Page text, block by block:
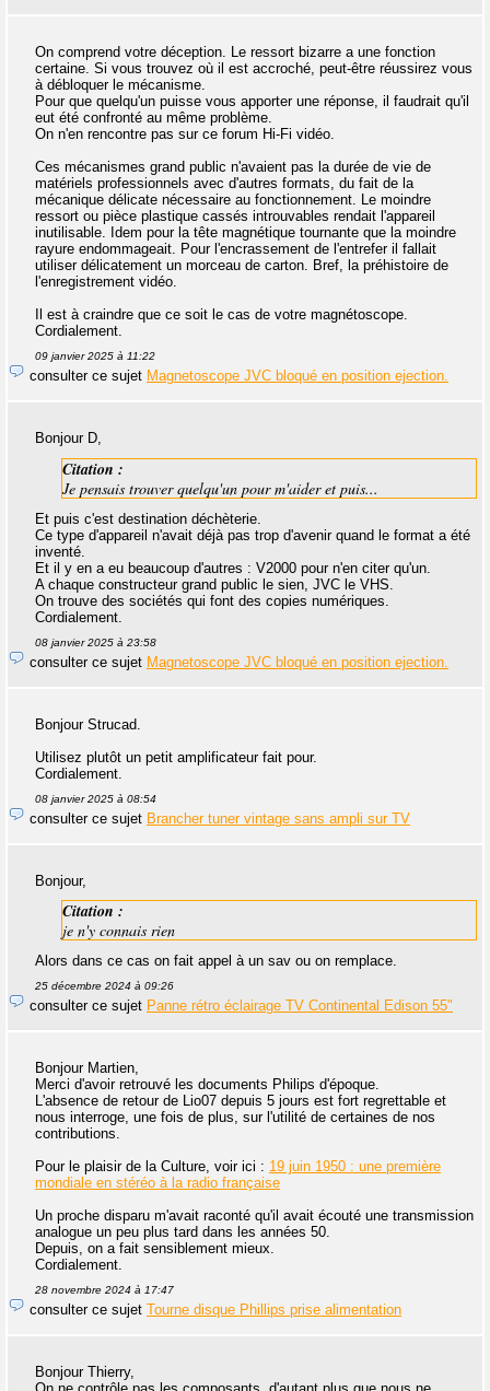
On comprend votre déception. Le ressort bizarre a une fonction
certaine. Si vous trouvez où il est accroché, peut-être réussirez vous
à débloquer le mécanisme.
Pour que quelqu'un puisse vous apporter une réponse, il faudrait qu'il
eut été confronté au même problème.
On n'en rencontre pas sur ce forum Hi-Fi vidéo.
Ces mécanismes grand public n'avaient pas la durée de vie de
matériels professionnels avec d'autres formats, du fait de la
mécanique délicate nécessaire au fonctionnement. Le moindre
ressort ou pièce plastique cassés introuvables rendait l'appareil
inutilisable. Idem pour la tête magnétique tournante que la moindre
rayure endommageait. Pour l'encrassement de l'entrefer il fallait
utiliser délicatement un morceau de carton. Bref, la préhistoire de
l'enregistrement vidéo.
Il est à craindre que ce soit le cas de votre magnétoscope.
Cordialement.
09 janvier 2025 à 11:22
consulter ce sujet Magnetoscope JVC bloqué en position ejection.
Bonjour D,
Citation :
Je pensais trouver quelqu'un pour m'aider et puis...
Et puis c'est destination déchèterie.
Ce type d'appareil n'avait déjà pas trop d'avenir quand le format a été
inventé.
Et il y en a eu beaucoup d'autres : V2000 pour n'en citer qu'un.
A chaque constructeur grand public le sien, JVC le VHS.
On trouve des sociétés qui font des copies numériques.
Cordialement.
08 janvier 2025 à 23:58
consulter ce sujet Magnetoscope JVC bloqué en position ejection.
Bonjour Strucad.
Utilisez plutôt un petit amplificateur fait pour.
Cordialement.
08 janvier 2025 à 08:54
consulter ce sujet Brancher tuner vintage sans ampli sur TV
Bonjour,
Citation :
je n'y connais rien
Alors dans ce cas on fait appel à un sav ou on remplace.
25 décembre 2024 à 09:26
consulter ce sujet Panne rétro éclairage TV Continental Edison 55"
Bonjour Martien,
Merci d'avoir retrouvé les documents Philips d'époque.
L'absence de retour de Lio07 depuis 5 jours est fort regrettable et
nous interroge, une fois de plus, sur l'utilité de certaines de nos
contributions.
Pour le plaisir de la Culture, voir ici : 19 juin 1950 : une première
mondiale en stéréo à la radio française
Un proche disparu m'avait raconté qu'il avait écouté une transmission
analogue un peu plus tard dans les années 50.
Depuis, on a fait sensiblement mieux.
Cordialement.
28 novembre 2024 à 17:47
consulter ce sujet Tourne disque Phillips prise alimentation
Bonjour Thierry,